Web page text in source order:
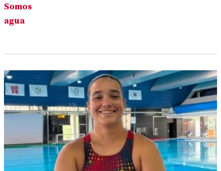
Somos
agua